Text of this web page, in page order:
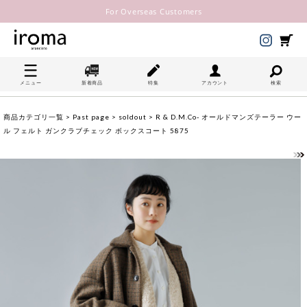
For Overseas Customers
メニュー 新着商品 特集 アカウント 検索
商品カテゴリ一覧 > Past page > soldout > R & D.M.Co- オールドマンズテーラー ウー
ル フェルト ガンクラブチェック ボックスコート 5875